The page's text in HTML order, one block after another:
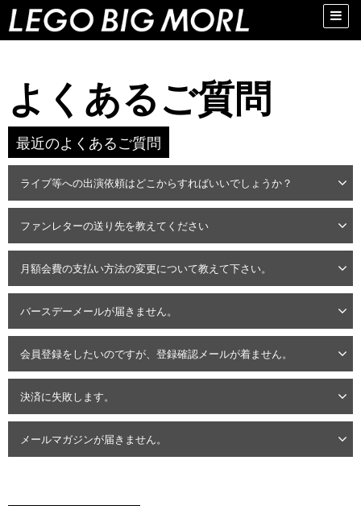
Toggle
よくあるご質問
最近のよくあるご質問
ライブ等への出演依頼はどこからすればいいでしょうか？
ファンレターの送り先を教えてください
月額会費の支払い方法の変更について教えて下さい。
バースデーメールが届きません。
会員登録をしたいのですが、登録確認メールが着ません。
決済に失敗します。
メールマガジンが届きません。